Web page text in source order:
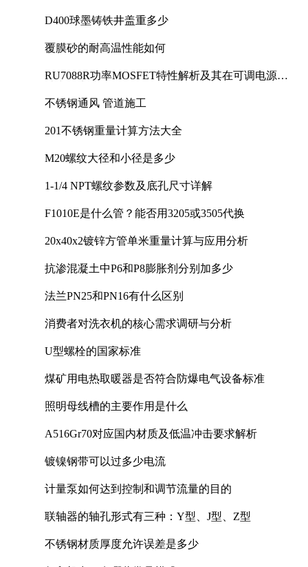
D400球墨铸铁井盖重多少
覆膜砂的耐高温性能如何
RU7088R功率MOSFET特性解析及其在可调电源设
不锈钢通风 管道施工
201不锈钢重量计算方法大全
M20螺纹大径和小径是多少
1-1/4 NPT螺纹参数及底孔尺寸详解
F1010E是什么管？能否用3205或3505代换
20x40x2镀锌方管单米重量计算与应用分析
抗渗混凝土中P6和P8膨胀剂分别加多少
法兰PN25和PN16有什么区别
消费者对洗衣机的核心需求调研与分析
U型螺栓的国家标准
煤矿用电热取暖器是否符合防爆电气设备标准
照明母线槽的主要作用是什么
A516Gr70对应国内材质及低温冲击要求解析
镀镍钢带可以过多少电流
计量泵如何达到控制和调节流量的目的
联轴器的轴孔形式有三种：Y型、J型、Z型
不锈钢材质厚度允许误差是多少